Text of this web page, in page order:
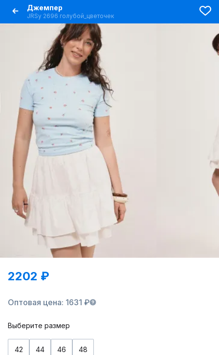
Джемпер
JRSy 2696 голубой_цветочек
2202 ₽
Оптовая цена: 1631 ₽
Выберите размер
42 44 46 48